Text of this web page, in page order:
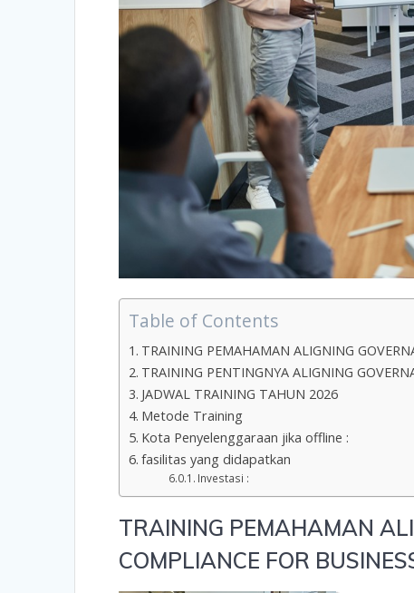
Table of Contents
TRAINING PEMAHAMAN ALIGNING
TRAINING PENTINGNYA ALIGNING
JADWAL TRAINING TAHUN 2026
Metode Training
Kota Penyelenggaraan jika offline :
fasilitas yang didapatkan
Investasi :
TRAINING PEMAHAMAN
COMPLIANCE FOR